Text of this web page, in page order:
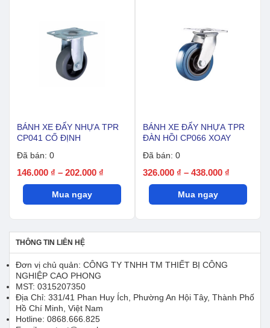
BÁNH XE ĐẨY NHỰA TPR
CP041 CỐ ĐỊNH
Đã bán: 0
146.000 ₫ – 202.000 ₫
giá:
146.000 ₫
Mua ngay
BÁNH XE ĐẨY NHỰA TPR
ĐÀN HỒI CP066 XOAY
Đã bán: 0
326.000 ₫ – 438.000 ₫
giá:
326.000 ₫
Mua ngay
THÔNG TIN LIÊN HỆ
Đơn vị chủ quản: CÔNG TY TNHH TM THIẾT BỊ CÔNG
NGHIỆP CAO PHONG
MST: 0315207350
Địa Chỉ: 331/41 Phan Huy Ích, Phường An Hội Tây, Thành Phố
Hồ Chí Minh, Việt Nam
Hotline: 0868.666.825